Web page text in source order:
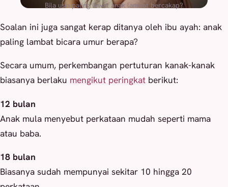
Bila usia paling lewat anak lambat bercakap?
Soalan ini juga sangat kerap ditanya oleh ibu ayah: anak
paling lambat bicara umur berapa?
Secara umum, perkembangan pertuturan kanak-kanak
biasanya berlaku mengikut peringkat berikut:
12 bulan
Anak mula menyebut perkataan mudah seperti mama
atau baba.
18 bulan
Biasanya sudah mempunyai sekitar 10 hingga 20